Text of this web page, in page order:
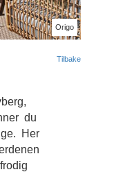
Origo
Tilbake
du
Her